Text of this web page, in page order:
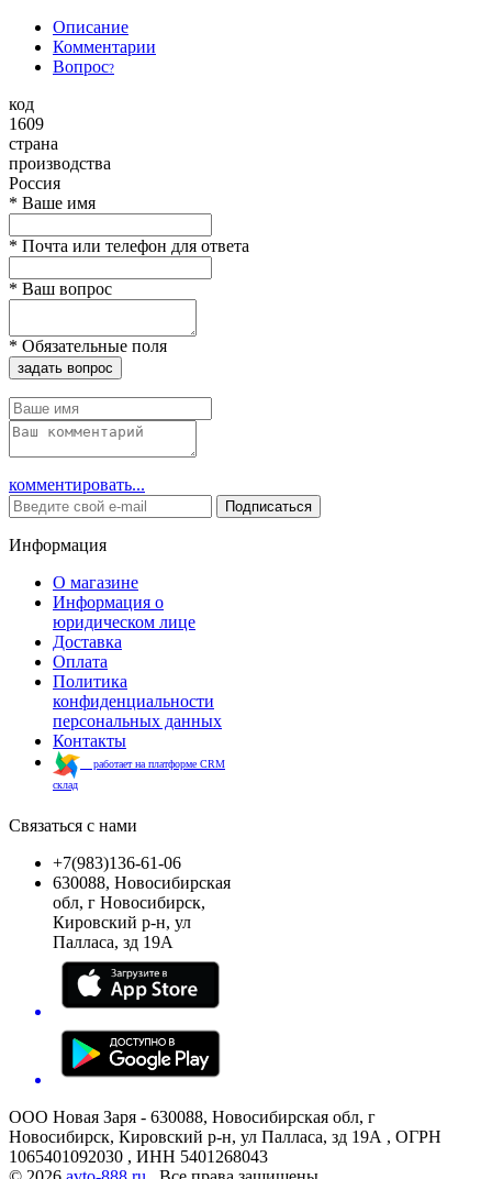
Описание
Комментарии
Вопрос?
код
1609
страна
производства
Россия
* Ваше имя
* Почта или телефон для ответа
* Ваш вопрос
* Обязательные поля
задать вопрос
комментировать...
Подписаться
Информация
О магазине
Информация о
юридическом лице
Доставка
Оплата
Политика
конфиденциальности
персональных данных
Контакты
работает на платформе CRM
склад
Связаться с нами
+7(983)136-61-06
630088, Новосибирская
обл, г Новосибирск,
Кировский р-н, ул
Палласа, зд 19А
ООО Новая Заря - 630088, Новосибирская обл, г
Новосибирск, Кировский р-н, ул Палласа, зд 19А , ОГРН
1065401092030 , ИНН 5401268043